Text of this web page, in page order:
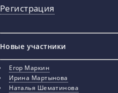
Регистрация
Новые участники
Егор Маркин
Ирина Мартынова
Наталья Шематинова